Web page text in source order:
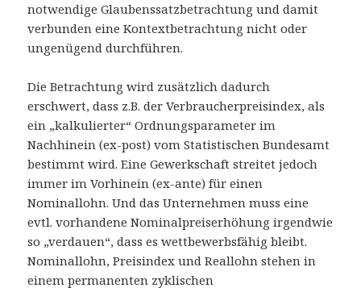
notwendige Glaubenssatzbetrachtung und damit
verbunden eine Kontextbetrachtung nicht oder
ungenügend durchführen.
Die Betrachtung wird zusätzlich dadurch
erschwert, dass z.B. der Verbraucherpreisindex, als
ein „kalkulierter“ Ordnungsparameter im
Nachhinein (ex-post) vom Statistischen Bundesamt
bestimmt wird. Eine Gewerkschaft streitet jedoch
immer im Vorhinein (ex-ante) für einen
Nominallohn. Und das Unternehmen muss eine
evtl. vorhandene Nominalpreiserhöhung irgendwie
so „verdauen“, dass es wettbewerbsfähig bleibt.
Nominallohn, Preisindex und Reallohn stehen in
einem permanenten zyklischen